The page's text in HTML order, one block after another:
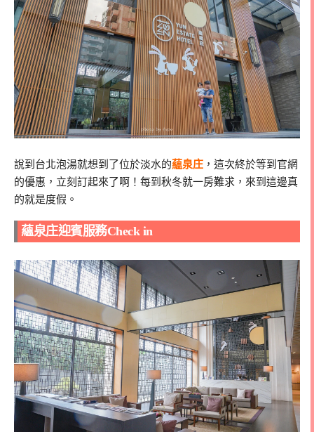
說到台北泡湯就想到了位於淡水的蘊泉庄 ，這次終於等到官網
的優惠，立刻訂起來了啊！每到秋冬就一房難求，來到這邊真
的就是度假。
蘊泉庄迎賓服務Check in